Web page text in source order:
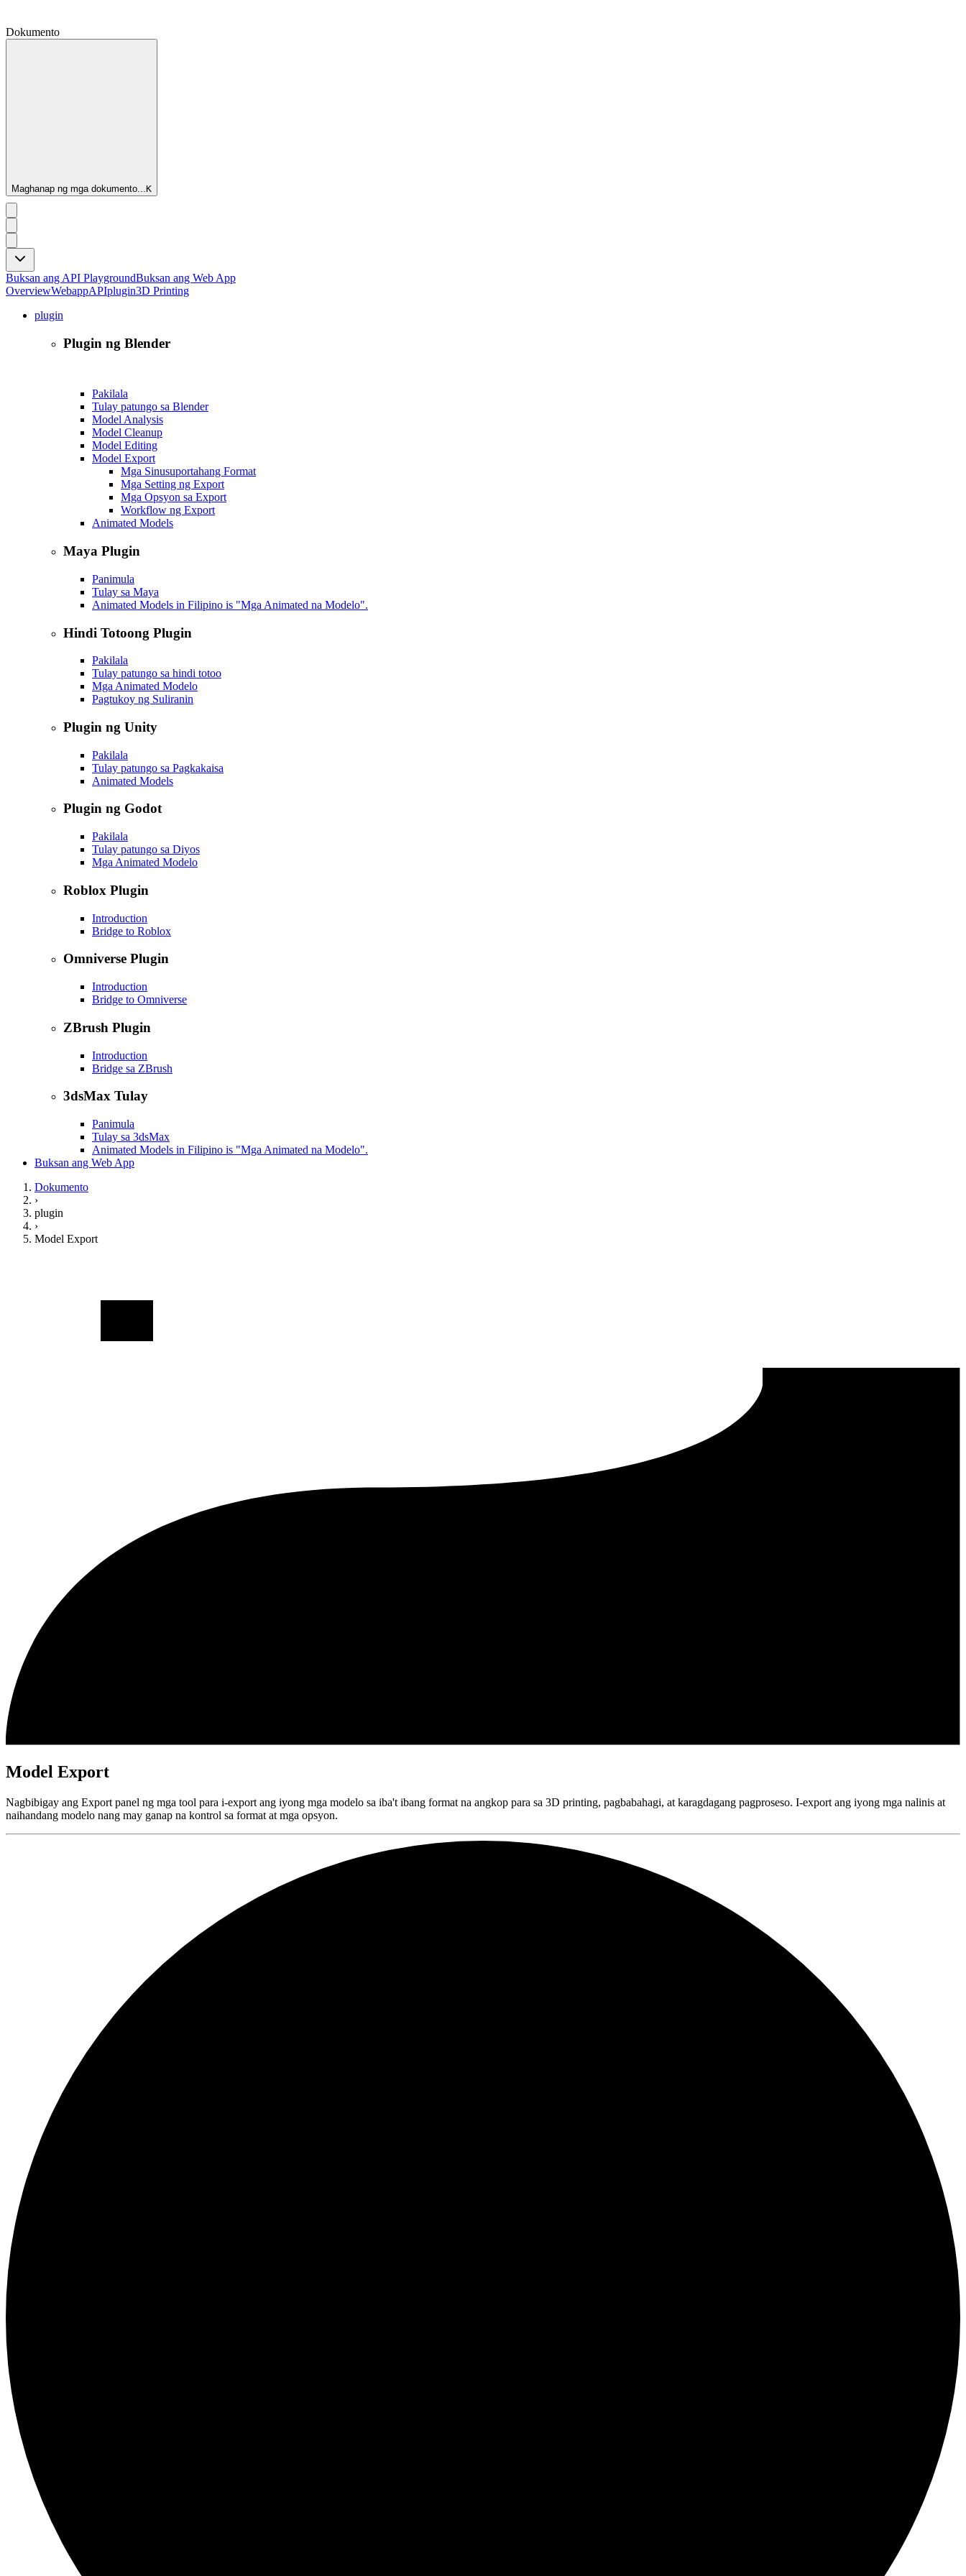
Dokumento
Maghanap ng mga dokumento...K
Buksan ang API PlaygroundBuksan ang Web App
OverviewWebappAPIplugin3D Printing
plugin
Plugin ng Blender
Pakilala
Tulay patungo sa Blender
Model Analysis
Model Cleanup
Model Editing
Model Export
Mga Sinusuportahang Format
Mga Setting ng Export
Mga Opsyon sa Export
Workflow ng Export
Animated Models
Maya Plugin
Panimula
Tulay sa Maya
Animated Models in Filipino is "Mga Animated na Modelo".
Hindi Totoong Plugin
Pakilala
Tulay patungo sa hindi totoo
Mga Animated Modelo
Pagtukoy ng Suliranin
Plugin ng Unity
Pakilala
Tulay patungo sa Pagkakaisa
Animated Models
Plugin ng Godot
Pakilala
Tulay patungo sa Diyos
Mga Animated Modelo
Roblox Plugin
Introduction
Bridge to Roblox
Omniverse Plugin
Introduction
Bridge to Omniverse
ZBrush Plugin
Introduction
Bridge sa ZBrush
3dsMax Tulay
Panimula
Tulay sa 3dsMax
Animated Models in Filipino is "Mga Animated na Modelo".
Buksan ang Web App
Dokumento
›
plugin
›
Model Export
Model Export
Nagbibigay ang Export panel ng mga tool para i-export ang iyong mga modelo sa iba't ibang format na angkop para sa 3D printing, pagbabahagi, at karagdagang pagproseso. I-export ang iyong mga nalinis at
naihandang modelo nang may ganap na kontrol sa format at mga opsyon.